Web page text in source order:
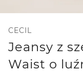
CECIL
Jeansy z
Waist o